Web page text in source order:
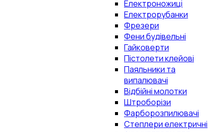
Електроножиці
Електрорубанки
Фрезери
Фени будівельні
Гайковерти
Пістолети клейові
Паяльники та
випалювачі
Відбійні молотки
Штроборізи
Фарборозпилювачі
Степлери електричні